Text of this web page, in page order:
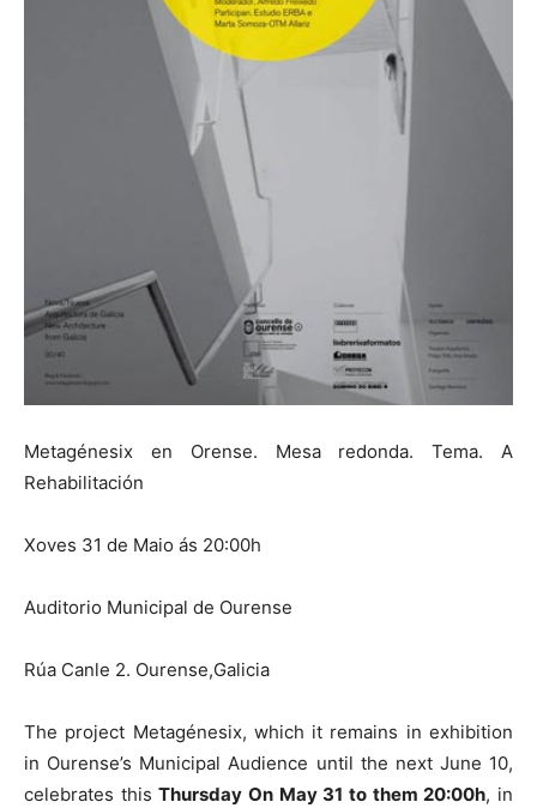
Metagénesix en Orense. Mesa redonda. Tema. A
Rehabilitación
Xoves 31 de Maio ás 20:00h
Auditorio Municipal de Ourense
Rúa Canle 2. Ourense,Galicia
The project Metagénesix, which it remains in exhibition
in Ourense’s Municipal Audience until the next June 10,
celebrates thisThursday On May 31 to them 20:00h, in